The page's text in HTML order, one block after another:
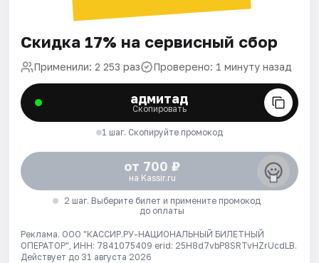
Скидка 17% на сервисный сбор
Применили: 2 253 раз Проверено: 1 минуту назад
адмитад
Скопировать
1 шаг. Скопируйте промокод
от 700 ₽
на Kassir.ru
2 шаг. Выберите билет и примените промокод
до оплаты
Реклама. ООО "КАССИР.РУ-НАЦИОНАЛЬНЫЙ БИЛЕТНЫЙ
ОПЕРАТОР", ИНН: 7841075409 erid: 25H8d7vbP8SRTvHZrUcdLB.
Действует до 31 августа 2026